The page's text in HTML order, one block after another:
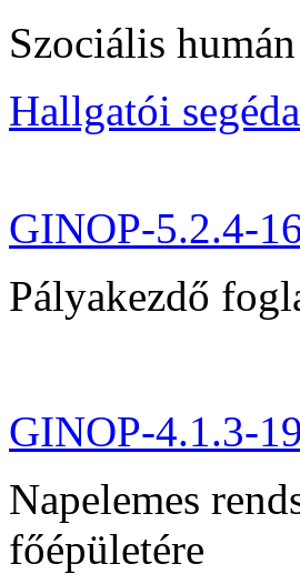
Szociális
Hallgatói
GINOP-5.2.4-
Pályakezdő
GINOP-4.1.3-
Napelemes
főépületére